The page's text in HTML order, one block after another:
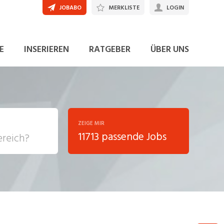
INSERIEREN RATGEBER ÜBER UNS
JOBABO MERKLISTE LOGIN
ZEIGE MIR
11713 passende Jobs